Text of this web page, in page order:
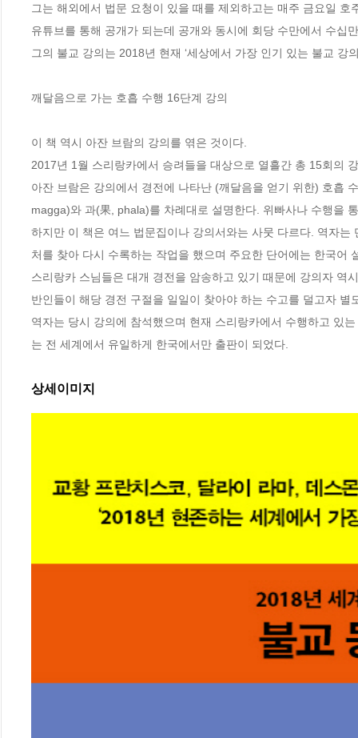
그는 해외에서 법문 요청이 있을 때를 제외하고는 매주 금요일
유튜브를 통해 공개가 되는데 공개와 동시에 회당 수만에서 수
그의 불교 강의는 2018년 현재 ‘세상에서 가장 인기 있는 불교 강
깨달음으로 가는 호흡 수행 16단계 강의
이 책 역시 아잔 브람의 강의를 엮은 것이다.
2017년 1월 스리랑카에서 승려들을 대상으로 열흘간 총 15회의
아잔 브람은 강의에서 경전에 나타난 (깨달음을 얻기 위한) 호흡
magga)와 과(果, phala)를 차례대로 설명한다. 위빠사나 수행을
하지만 이 책은 여느 법문집이나 강의서와는 사뭇 다르다. 역자
처를 찾아 다시 수록하는 작업을 했으며 주요한 단어에는 한국어
스리랑카 스님들은 대개 경전을 암송하고 있기 때문에 강의자 역
반인들이 해당 경전 구절을 일일이 찾아야 하는 수고를 덜고자
역자는 당시 강의에 참석했으며 현재 스리랑카에서 수행하고 있
는 전 세계에서 유일하게 한국에서만 출판이 되었다.
상세이미지